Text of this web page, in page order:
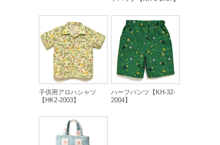
子供用アロハシャツ
【HK2-2003】
ハーフパンツ【KH-32-
2004】